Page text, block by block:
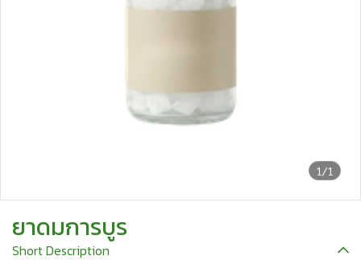
1/1
ยาดมการบูร
Short Description